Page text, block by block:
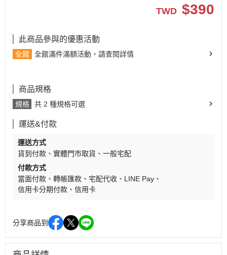
TWD $390
此商品參與的優惠活動
全館 全館滿件滿額活動，請查閱詳情
商品規格
規格 共 2 種規格可選
運送&付款
運送方式
貨到付款
實體門市取貨
一般宅配
付款方式
當面付款
轉帳匯款 宅配代收
LINE Pay
信用卡分期付款
信用卡
分享商品到